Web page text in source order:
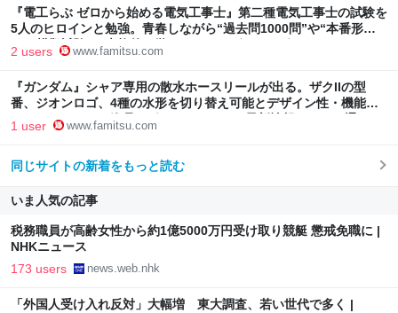
『電工らぶ ゼロから始める電気工事士』第二種電気工事士の試験を
5人のヒロインと勉強。青春しながら“過去問1000問”や“本番形式
CBT模擬試験”で本格的に学べるノベルゲーム | ゲーム・エンタメ
2 users www.famitsu.com
『ガンダム』シャア専用の散水ホースリールが出る。ザクIIの型
番、ジオンロゴ、4種の水形を切り替え可能とデザイン性・機能性
ともにこだわりの逸品 | ゲーム・エンタメ最新情報のファミ通.com
1 user www.famitsu.com
同じサイトの新着をもっと読む
いま人気の記事
税務職員が高齢女性から約1億5000万円受け取り競艇 懲戒免職に |
NHKニュース
173 users news.web.nhk
「外国人受け入れ反対」大幅増 東大調査、若い世代で多く |